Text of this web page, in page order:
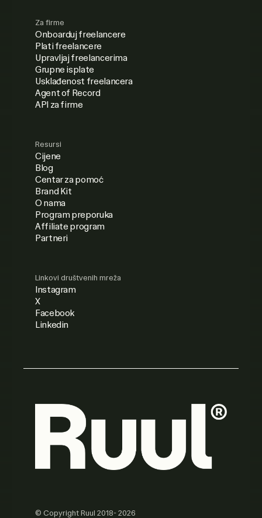
Za firme
Onboarduj freelancere
Plati freelancere
Upravljaj freelancerima
Grupne isplate
Usklađenost freelancera
Agent of Record
API za firme
Resursi
Cijene
Blog
Centar za pomoć
Brand Kit
O nama
Program preporuka
Affiliate program
Partneri
© Copyright Ruul 2018- 2026
Linkovi društvenih mreža
Instagram
X
Facebook
Linkedin